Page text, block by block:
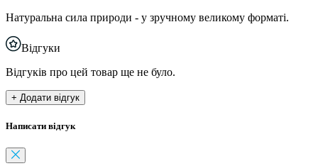
Натуральна сила природи - у зручному великому форматі.
Відгуки
Відгуків про цей товар ще не було.
+ Додати відгук
Написати відгук